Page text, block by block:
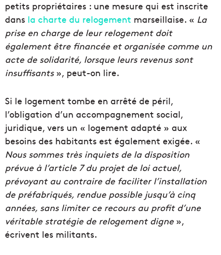
petits propriétaires : une mesure qui est inscrite
dans la charte du relogement marseillaise. « La
prise en charge de leur relogement doit
également être financée et organisée comme un
acte de solidarité, lorsque leurs revenus sont
insuffisants», peut-on lire.
Si le logement tombe en arrêté de péril,
l’obligation d’un accompagnement social,
juridique, vers un « logement adapté » aux
besoins des habitants est également exigée. «
Nous sommes très inquiets de la disposition
prévue à l’article 7 du projet de loi actuel,
prévoyant au contraire de faciliter l’installation
de préfabriqués, rendue possible jusqu’à cinq
années, sans limiter ce recours au profit d’une
véritable stratégie de relogement digne »,
écrivent les militants.